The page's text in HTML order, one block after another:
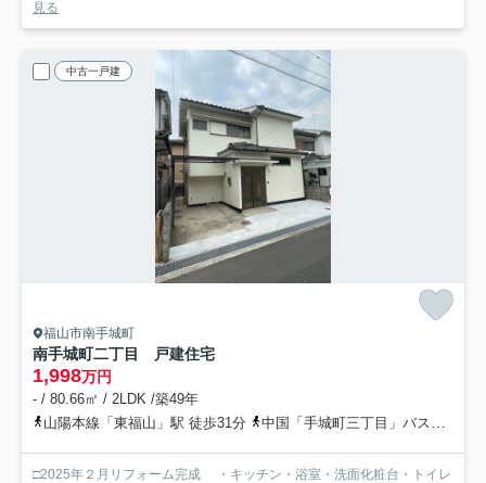
見る
中古一戸建
福山市南手城町
南手城町二丁目 戸建住宅
1,998万円
- / 80.66㎡ / 2LDK /築49年
山陽本線「東福山」駅 徒歩31分
中国「手城町三丁目」バス停下車 徒歩4分
□2025年２月リフォーム完成 ・キッチン・浴室・洗面化粧台・トイレ